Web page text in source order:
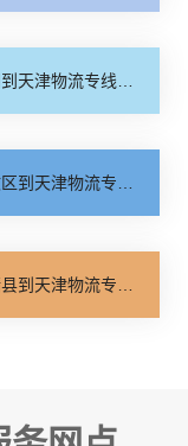
物流专线_高效快运「运价查询」
津物流专线_怎么收费「全程定位」
物流专线_门到门配送「资质齐全」